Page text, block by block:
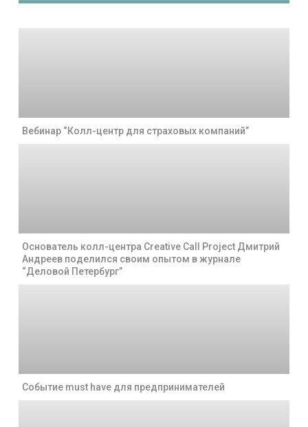
Вебинар “Колл-центр для страховых компаний”
Основатель колл-центра Creative Call Project Дмитрий
Андреев поделился своим опытом в журнале
“Деловой Петербург”
Событие must have для предпринимателей